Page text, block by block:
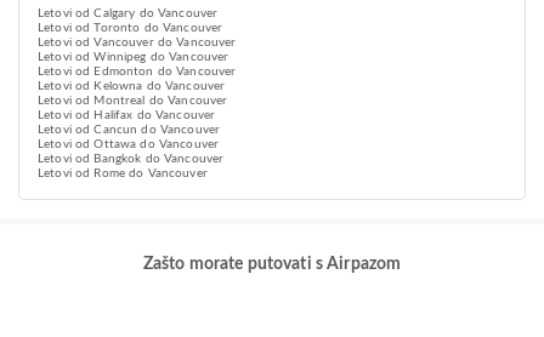
Letovi od Calgary do Vancouver
Letovi od Toronto do Vancouver
Letovi od Vancouver do Vancouver
Letovi od Winnipeg do Vancouver
Letovi od Edmonton do Vancouver
Letovi od Kelowna do Vancouver
Letovi od Montreal do Vancouver
Letovi od Halifax do Vancouver
Letovi od Cancun do Vancouver
Letovi od Ottawa do Vancouver
Letovi od Bangkok do Vancouver
Letovi od Rome do Vancouver
Zašto morate putovati s Airpazom